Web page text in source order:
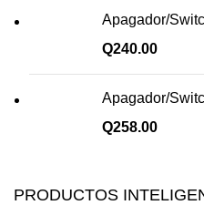
Apagador/
Q240.00
Apagador/
Q258.00
PRODUCTOS